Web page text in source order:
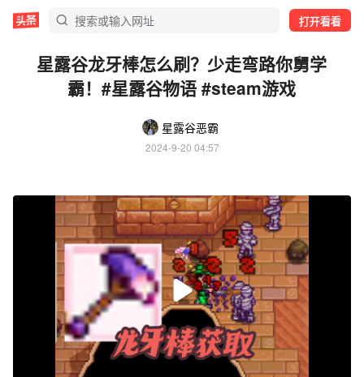
打开看看
星露谷龙牙棒怎么刷？少走弯路你舅学
霸！#星露谷物语 #steam游戏
星露谷恶霸
2024-9-20 04:57